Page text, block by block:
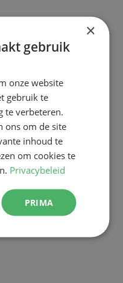
×
gebruik
onze website
gebruik te
te verbeteren.
ons om de site
inhoud te
om cookies te
Privacybeleid
PRIMA